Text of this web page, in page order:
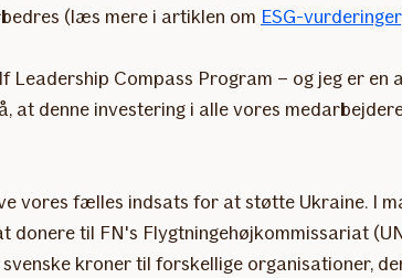
(læs mere i artiklen om ESG-vurderinger
Leadership Compass Program – og jeg er
at denne investering i alle vores
vores fælles indsats for at støtte Ukraine. I
donere til FN's Flygtningehøjkommissariat
svenske kroner til forskellige